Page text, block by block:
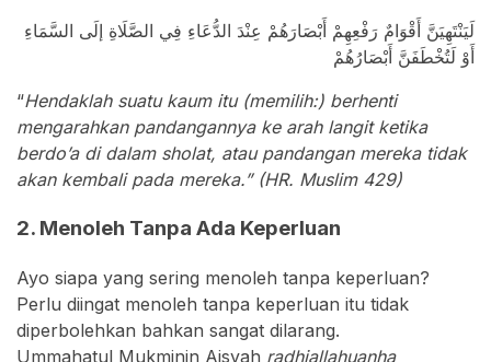
لَيَنْتَهِيَنَّ أَقْوَامٌ رَفْعِهِمْ أَبْصَارَهُمْ عِنْدَ الدُّعَاءِ فِي الصَّلَاةِ إلَى السَّمَاءِ
أَوْ لَتُخْطَفَنَّ أَبْصَارُهُمْ
“Hendaklah suatu kaum itu (memilih:) berhenti
mengarahkan pandangannya ke arah langit ketika
berdo’a di dalam sholat, atau pandangan mereka tidak
akan kembali pada mereka.” (HR. Muslim 429)
2. Menoleh Tanpa Ada Keperluan
Ayo siapa yang sering menoleh tanpa keperluan?
Perlu diingat menoleh tanpa keperluan itu tidak
diperbolehkan bahkan sangat dilarang.
Ummahatul Mukminin Aisyah radhiallahuanha